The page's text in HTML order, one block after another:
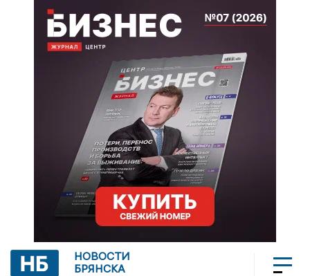
НОВОСТИ
БРЯНСКА